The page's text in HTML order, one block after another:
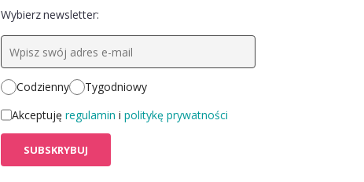
Wybierz newsletter:
Codzienny
Tygodniowy
Akceptuję regulamin i politykę prywatności